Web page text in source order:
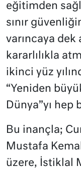
eğitimden
sınır
varıncaya dek
kararlılıkla
ikinci yüz
“Yeniden
Dünya”yı
Bu inançla;
Mustafa
üzere, İstiklal